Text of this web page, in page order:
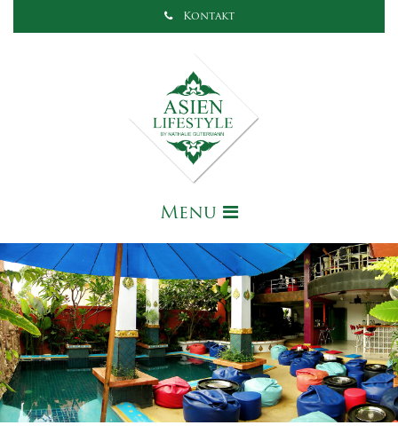
Kontakt
Menu